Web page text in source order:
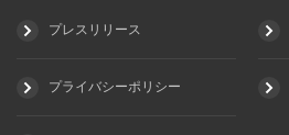
プレスリリース
プライバシーポリシー